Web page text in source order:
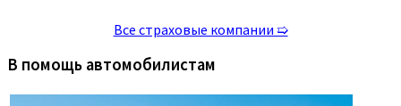
Все страховые компании ➯
В помощь автомобилистам